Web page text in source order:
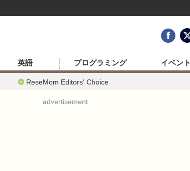
ReseMom Editors' Choice
英語 プログラミング イベント
advertisement